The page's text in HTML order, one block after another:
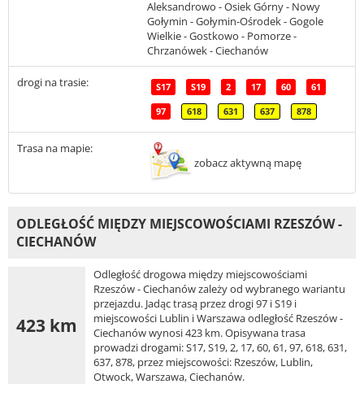
Aleksandrowo - Osiek Górny - Nowy
Gołymin - Gołymin-Ośrodek - Gogole
Wielkie - Gostkowo - Pomorze -
Chrzanówek - Ciechanów
drogi na trasie: S17 S19 2 17 60 61
97 618 631 637 878
Trasa na mapie:
zobacz aktywną mapę
ODLEGŁOŚĆ MIĘDZY MIEJSCOWOŚCIAMI RZESZÓW -
CIECHANÓW
423 km
Odległość drogowa między miejscowościami
Rzeszów - Ciechanów zależy od wybranego wariantu
przejazdu. Jadąc trasą przez drogi 97 i S19 i
miejscowości Lublin i Warszawa odległość Rzeszów -
Ciechanów wynosi 423 km. Opisywana trasa
prowadzi drogami: S17, S19, 2, 17, 60, 61, 97, 618, 631,
637, 878, przez miejscowości: Rzeszów, Lublin,
Otwock, Warszawa, Ciechanów.